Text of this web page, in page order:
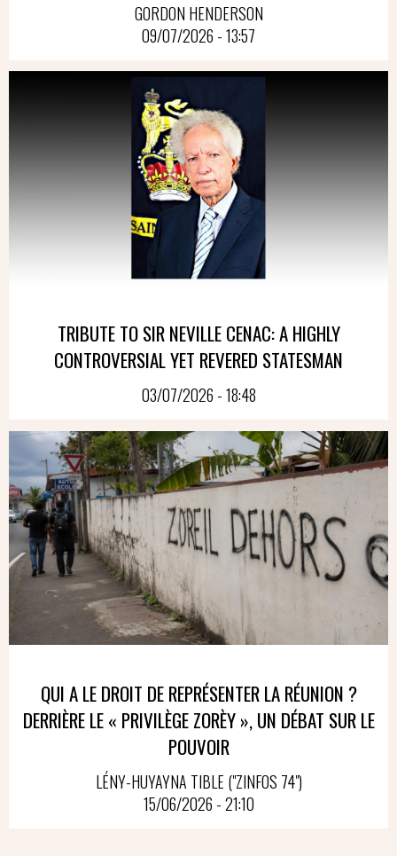
GORDON HENDERSON
09/07/2026 - 13:57
TRIBUTE TO SIR NEVILLE CENAC: A HIGHLY
CONTROVERSIAL YET REVERED STATESMAN
03/07/2026 - 18:48
QUI A LE DROIT DE REPRÉSENTER LA RÉUNION ?
DERRIÈRE LE « PRIVILÈGE ZORÈY », UN DÉBAT SUR LE
POUVOIR
LÉNY-HUYAYNA TIBLE ("ZINFOS 74")
15/06/2026 - 21:10